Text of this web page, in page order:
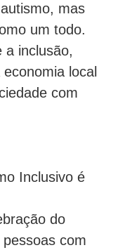
mas
um todo.
a inclusão,
local
com
Inclusivo é
do
com